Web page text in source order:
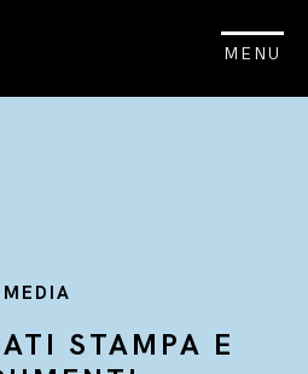
MENU
MEDIA
STAMPA E